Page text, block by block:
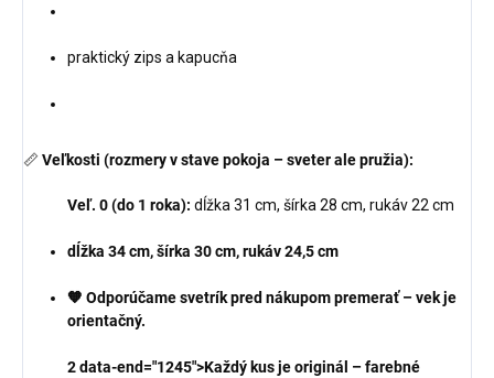
praktický zips a kapucňa
📏 Veľkosti (rozmery v stave pokoja – sveter ale pružia):
Veľ. 0 (do 1 roka): dĺžka 31 cm, šírka 28 cm, rukáv 22 cm
dĺžka 34 cm, šírka 30 cm, rukáv 24,5 cm
🧡 Odporúčame svetrík pred nákupom premerať – vek je
orientačný.
2 data-end="1245">Každý kus je originál – farebné